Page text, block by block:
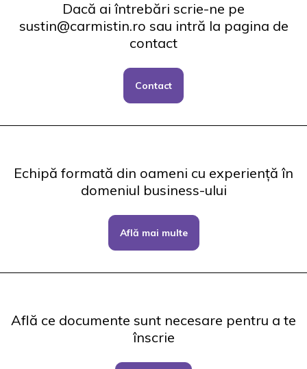
Dacă ai întrebări scrie-ne pe
sustin@carmistin.ro sau intră la pagina de
contact
Contact
Echipă formată din oameni cu experiență în
domeniul business-ului
Află mai multe
Află ce documente sunt necesare pentru a te
înscrie